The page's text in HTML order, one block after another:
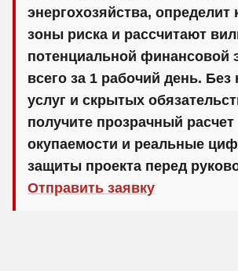
энергохозяйства,
зоны риска и рассчитают
потенциальной финансовой
всего за 1 рабочий день.
услуг и скрытых
получите прозрачный расчет
окупаемости и реальные
защиты проекта перед
Отправить заявку